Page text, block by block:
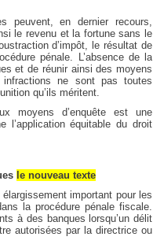
peuvent, en dernier recours,
le revenu et la fortune sans le
d’impôt, le résultat de
pénale. L’absence de la
et de réunir ainsi des moyens
ne sont pas toutes
qu’ils méritent.
moyens d’enquête est une
l’application équitable du droit
le nouveau texte
important pour les
la procédure pénale fiscale.
à des banques lorsqu’un délit
autorisées par la directrice ou